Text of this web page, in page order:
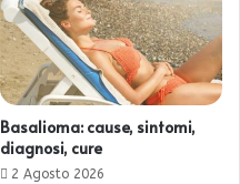
Basalioma: cause, sintomi,
diagnosi, cure
2 Agosto 2026